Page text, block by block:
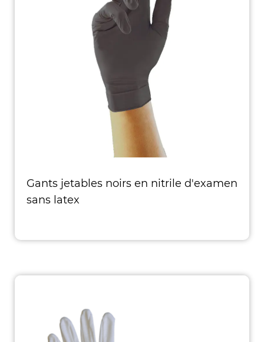
Gants jetables noirs en nitrile d'examen
sans latex